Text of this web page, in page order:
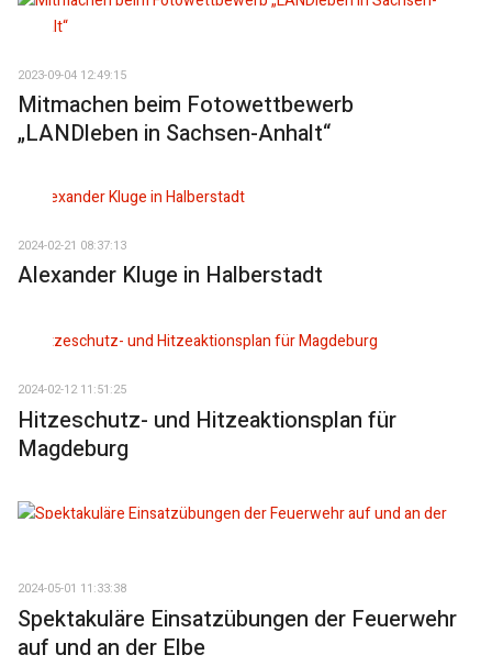
2023-09-04 12:49:15
Mitmachen beim Fotowettbewerb
„LANDleben in Sachsen-Anhalt“
2024-02-21 08:37:13
Alexander Kluge in Halberstadt
2024-02-12 11:51:25
Hitzeschutz- und Hitzeaktionsplan für
Magdeburg
2024-05-01 11:33:38
Spektakuläre Einsatzübungen der Feuerwehr
auf und an der Elbe